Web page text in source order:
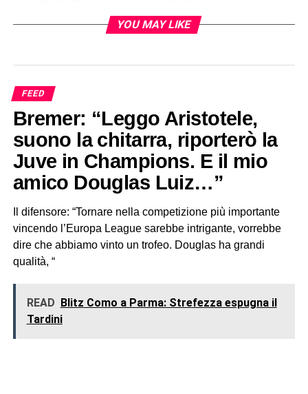
YOU MAY LIKE
FEED
Bremer: “Leggo Aristotele,
suono la chitarra, riporterò la
Juve in Champions. E il mio
amico Douglas Luiz…”
Il difensore: “Tornare nella competizione più importante
vincendo l’Europa League sarebbe intrigante, vorrebbe
dire che abbiamo vinto un trofeo. Douglas ha grandi
qualità, “
READ Blitz Como a Parma: Strefezza espugna il
Tardini